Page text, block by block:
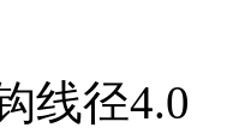
线径4.0